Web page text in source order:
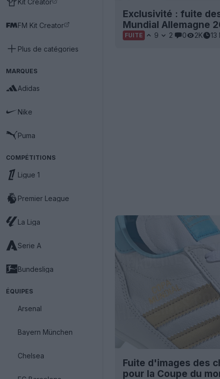
FM Kit Creator
Plus de catégories
MARQUES
Adidas
Nike
Puma
COMPÉTITIONS
Ligue 1
Premier League
La Liga
Serie A
Bundesliga
ÉQUIPES
Arsenal
Bayern München
Chelsea
Exclusivité : fuite
Mundial Allemagne
FUITE 9 2 0 2K 13
Fuite d'images des
pour la Coupe du